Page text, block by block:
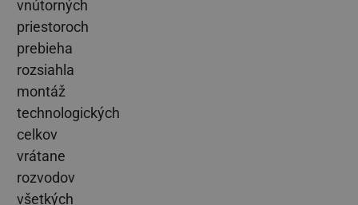
vnútorných
priestoroch
prebieha
rozsiahla
montáž
technologických
celkov
vrátane
rozvodov
všetkých